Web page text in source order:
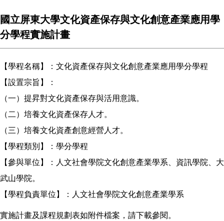
國立屏東大學文化資產保存與文化創意產業應用學
分學程實施計畫
【學程名稱】：文化資產保存與文化創意產業應用學分學程
【設置宗旨】：
（一）提昇對文化資產保存與活用意識。
（二）培養文化資產保存人才。
（三）培養文化資產創意經營人才。
【學程類別】：學分學程
【參與單位】：人文社會學院文化創意產業學系、資訊學院、大
武山學院。
【學程負責單位】：人文社會學院文化創意產業學系
實施計畫及課程規劃表如附件檔案，請下載參閱。